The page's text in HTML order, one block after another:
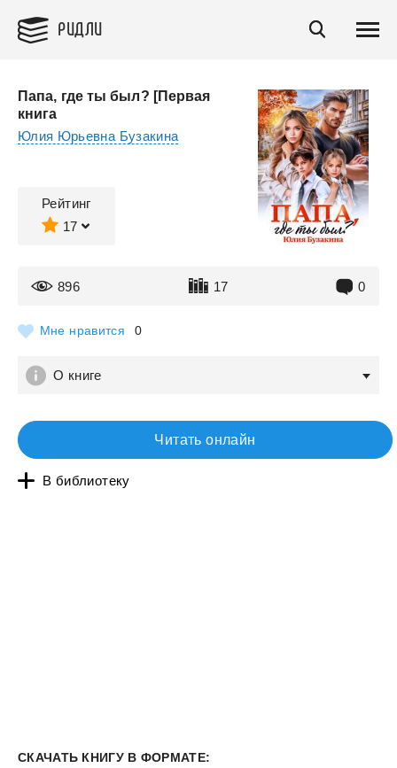
РИДЛИ
Папа, где ты был? [Первая
книга
Юлия Юрьевна Бузакина
Рейтинг
17
896 17 0
Мне нравится 0
О книге
Читать онлайн
В библиотеку
СКАЧАТЬ КНИГУ В ФОРМАТЕ: